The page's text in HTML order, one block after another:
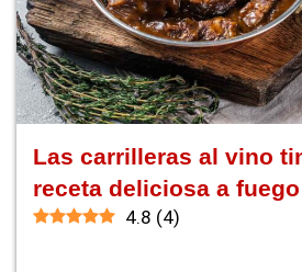
Las carrilleras al vino
receta deliciosa a
4.8 (4)